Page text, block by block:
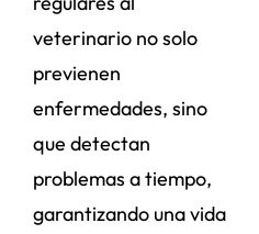
veterinario no solo
previenen
enfermedades, sino
que detectan
problemas a tiempo,
garantizando una vida